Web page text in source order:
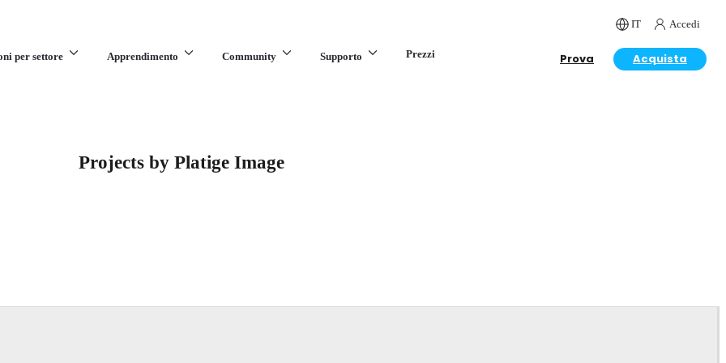
IT Accedi
per settore Apprendimento Community Supporto Prezzi Prova Acquista
Projects by Platige Image